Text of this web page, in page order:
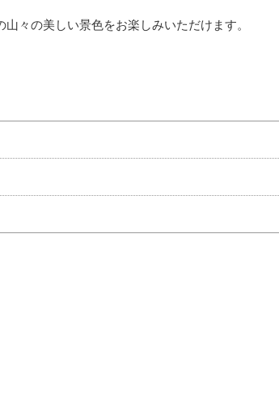
々の美しい景色をお楽しみいただけます。